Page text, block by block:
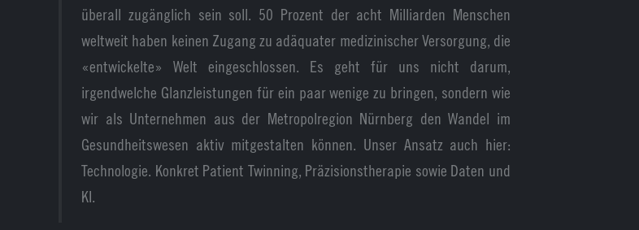
überall zugänglich sein soll. 50 Prozent der acht Milliarden Menschen
weltweit haben keinen Zugang zu adäquater medizinischer Versorgung, die
«entwickelte» Welt eingeschlossen. Es geht für uns nicht darum,
irgendwelche Glanzleistungen für ein paar wenige zu bringen, sondern wie
wir als Unternehmen aus der Metropolregion Nürnberg den Wandel im
Gesundheitswesen aktiv mitgestalten können. Unser Ansatz auch hier:
Technologie. Konkret Patient Twinning, Präzisionstherapie sowie Daten und
KI.